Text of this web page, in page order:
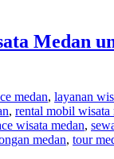
Medan
medan, layanan
, rental mobil wisata
wisata medan,
medan, tour